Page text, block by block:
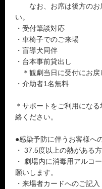
なお、お席は後方のお
い。
・受付筆談対応
・車椅子でのご来場
・盲導犬同伴
・台本事前貸出し
＊観劇当日に受付にお戻
・介助者1名無料
＊サポートをご利用にな
絡ください。
●感染予防に伴うお客様へ
・ 37.5度以上の熱がある
・ 劇場内に消毒用アルコ
願いします。
・来場者カードへのご記